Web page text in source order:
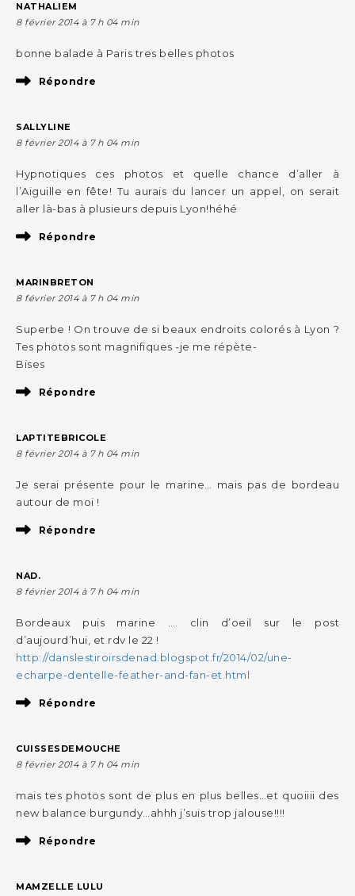
NATHALIEM
8 février 2014 à 7 h 04 min
bonne balade à Paris tres belles photos
Répondre
SALLYLINE
8 février 2014 à 7 h 04 min
Hypnotiques ces photos et quelle chance d’aller à
l’Aiguille en fête! Tu aurais du lancer un appel, on serait
aller là-bas à plusieurs depuis Lyon!héhé
Répondre
MARINBRETON
8 février 2014 à 7 h 04 min
Superbe ! On trouve de si beaux endroits colorés à Lyon ?
Tes photos sont magnifiques -je me répète-
Bises
Répondre
LAPTITEBRICOLE
8 février 2014 à 7 h 04 min
Je serai présente pour le marine… mais pas de bordeau
autour de moi !
Répondre
NAD.
8 février 2014 à 7 h 04 min
Bordeaux puis marine …. clin d’oeil sur le post
d’aujourd’hui, et rdv le 22 !
http://danslestiroirsdenad.blogspot.fr/2014/02/une-
echarpe-dentelle-feather-and-fan-et.html
Répondre
CUISSESDEMOUCHE
8 février 2014 à 7 h 04 min
mais tes photos sont de plus en plus belles…et quoiiii des
new balance burgundy…ahhh j’suis trop jalouse!!!!
Répondre
MAMZELLE LULU